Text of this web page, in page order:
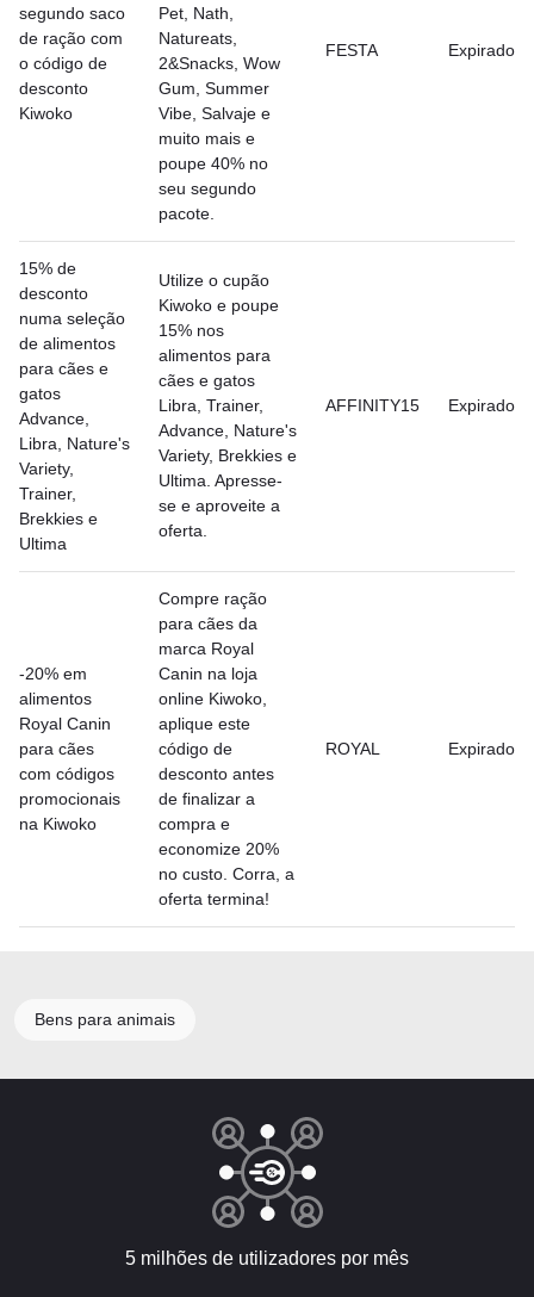
segundo saco
de ração com
o código de
desconto
Kiwoko
Pet, Nath,
Natureats,
2&Snacks, Wow
Gum, Summer
Vibe, Salvaje e
muito mais e
poupe 40% no
seu segundo
pacote.
FESTA Expirado
15% de
desconto
numa seleção
de alimentos
para cães e
gatos
Advance,
Libra, Nature's
Variety,
Trainer,
Brekkies e
Ultima
Utilize o cupão
Kiwoko e poupe
15% nos
alimentos para
cães e gatos
Libra, Trainer,
Advance, Nature's
Variety, Brekkies e
Ultima. Apresse-
se e aproveite a
oferta.
AFFINITY15 Expirado
-20% em
alimentos
Royal Canin
para cães
com códigos
promocionais
na Kiwoko
Compre ração
para cães da
marca Royal
Canin na loja
online Kiwoko,
aplique este
código de
desconto antes
de finalizar a
compra e
economize 20%
no custo. Corra, a
oferta termina!
ROYAL Expirado
Bens para animais
5 milhões de utilizadores por mês